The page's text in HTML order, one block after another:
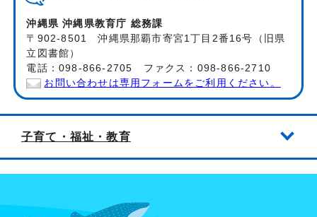
沖縄県 沖縄県教育庁 総務課
〒902-8501 沖縄県那覇市寄宮1丁目2番16号（旧県
立図書館）
電話：098-866-2705 ファクス：098-866-2710
お問い合わせは専用フォームをご利用ください。
子育て・福祉・教育